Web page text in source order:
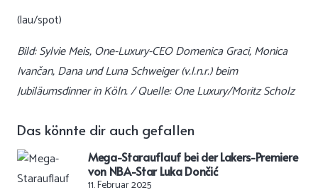
(lau/spot)
Bild: Sylvie Meis, One-Luxury-CEO Domenica Graci, Monica
Ivančan, Dana und Luna Schweiger (v.l.n.r.) beim
Jubiläumsdinner in Köln. / Quelle: One Luxury/Moritz Scholz
Das könnte dir auch gefallen
Mega-Starauflauf bei der Lakers-Premiere
von NBA-Star Luka Dončić
11. Februar 2025